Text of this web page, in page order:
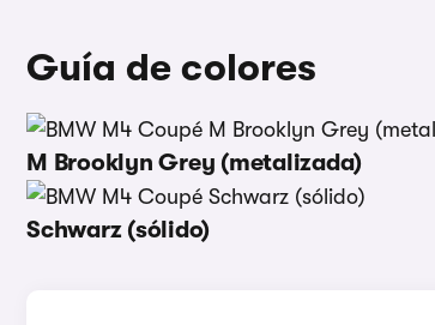
Guía de colores
M Brooklyn Grey (metalizada)
Schwarz (sólido)